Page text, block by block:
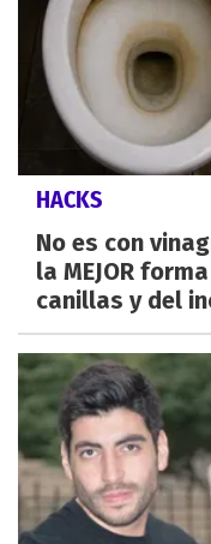
HACKS
No es con
la MEJOR
canillas y del